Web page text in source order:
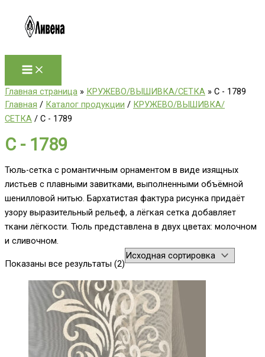
содержимому
Главная страница » КРУЖЕВО/ВЫШИВКА/СЕТКА » C - 1789
Главная / Каталог продукции / КРУЖЕВО/ВЫШИВКА/
СЕТКА / C - 1789
C - 1789
Тюль-сетка с романтичным орнаментом в виде изящных
листьев с плавными завитками, выполненными объёмной
шенилловой нитью. Бархатистая фактура рисунка придаёт
узору выразительный рельеф, а лёгкая сетка добавляет
ткани лёгкости. Тюль представлена в двух цветах: молочном
и сливочном.
Показаны все результаты (2)